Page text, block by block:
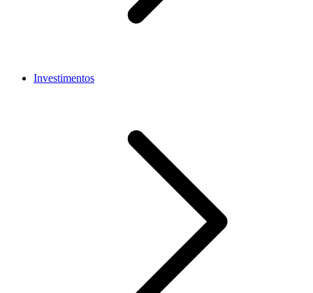
Investimentos